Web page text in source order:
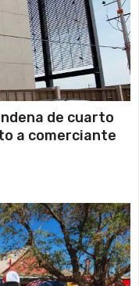
de cuarto
a comerciante